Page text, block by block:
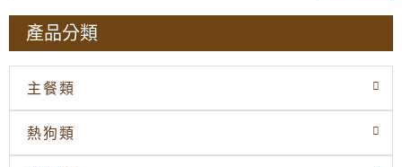
產品分類
主餐類
熱狗類